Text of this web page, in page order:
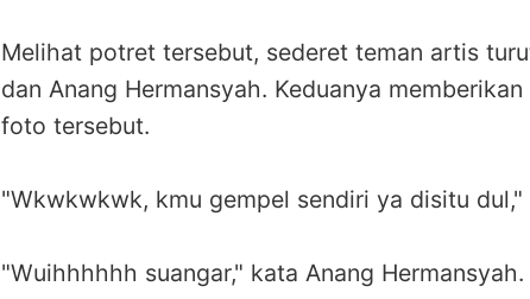
Melihat potret tersebut, sederet teman artis
dan Anang Hermansyah. Keduanya
foto tersebut.
"Wkwkwkwk, kmu gempel sendiri ya disitu dul,"
"Wuihhhhhh suangar," kata Anang Hermansyah.